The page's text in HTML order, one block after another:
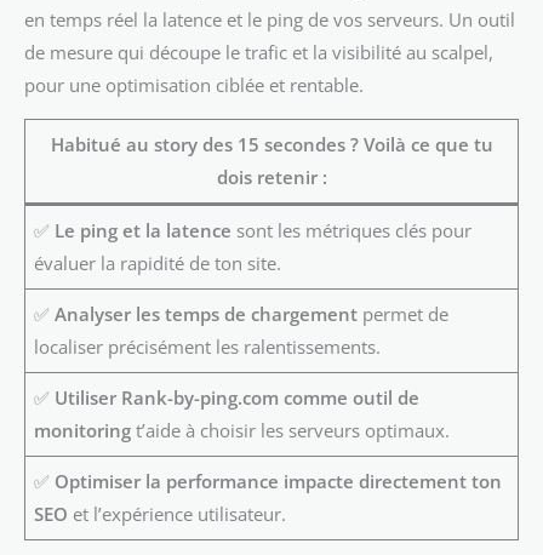
en temps réel la latence et le ping de vos serveurs. Un outil
de mesure qui découpe le trafic et la visibilité au scalpel,
pour une optimisation ciblée et rentable.
Habitué au story des 15 secondes ? Voilà ce que tu
dois retenir :
✅ Le ping et la latence sont les métriques clés pour
évaluer la rapidité de ton site.
✅Analyser les temps de chargement permet de
localiser précisément les ralentissements.
✅ Utiliser Rank-by-ping.com comme outil de
monitoring t’aide à choisir les serveurs optimaux.
✅ Optimiser la performance impacte directement ton
SEO et l’expérience utilisateur.